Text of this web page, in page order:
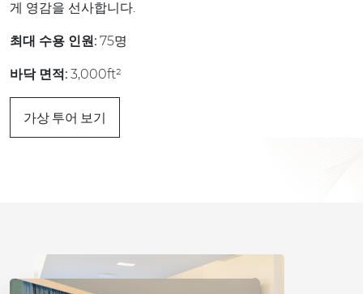
게 영감을 선사합니다.
최대 수용 인원: 75명
바닥 면적: 3,000ft²
가상 투어 보기